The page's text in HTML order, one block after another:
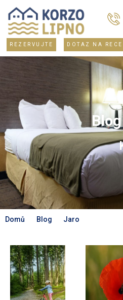
REZERVUJTE DOTAZ NA
Domů Blog Jaro